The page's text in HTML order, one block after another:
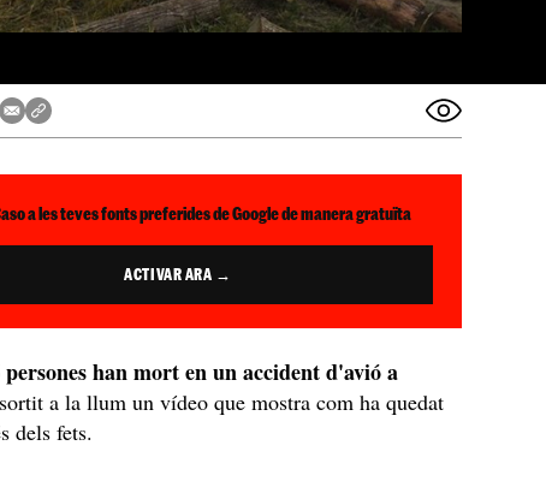
a les teves fonts preferides de Google de manera gratuïta
ACTIVAR ARA →
han mort en un accident d'avió a
a la llum un vídeo que mostra com ha quedat
dels fets.